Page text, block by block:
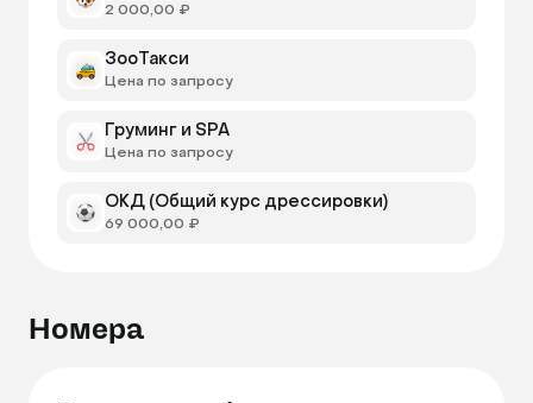
2 000,00 ₽
ЗооТакси
Цена по запросу
Груминг и SPA
Цена по запросу
ОКД (Общий курс дрессировки)
69 000,00 ₽
Номера